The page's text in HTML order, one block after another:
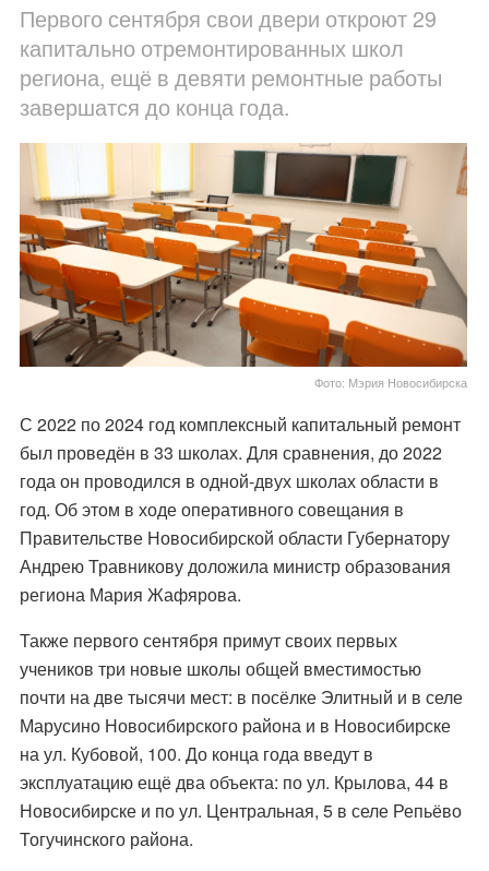
Первого сентября свои двери откроют 29
капитально отремонтированных школ
региона, ещё в девяти ремонтные работы
завершатся до конца года.
Фото: Мэрия Новосибирска
С 2022 по 2024 год комплексный капитальный ремонт
был проведён в 33 школах. Для сравнения, до 2022
года он проводился в одной-двух школах области в
год. Об этом в ходе оперативного совещания в
Правительстве Новосибирской области Губернатору
Андрею Травникову доложила министр образования
региона Мария Жафярова.
Также первого сентября примут своих первых
учеников три новые школы общей вместимостью
почти на две тысячи мест: в посёлке Элитный и в селе
Марусино Новосибирского района и в Новосибирске
на ул. Кубовой, 100. До конца года введут в
эксплуатацию ещё два объекта: по ул. Крылова, 44 в
Новосибирске и по ул. Центральная, 5 в селе Репьёво
Тогучинского района.